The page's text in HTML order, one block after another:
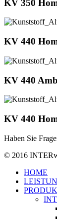
KV 350
KV 440
KV 440
KV 440
Haben Sie
© 2016
Close
Menu
HOME